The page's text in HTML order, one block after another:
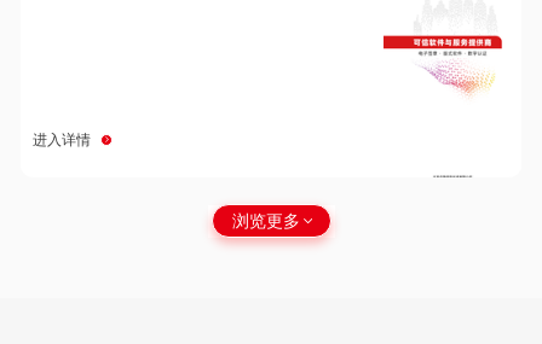
进入详情
浏览更多